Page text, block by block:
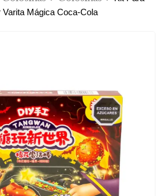
Varita Mágica Coca-Cola